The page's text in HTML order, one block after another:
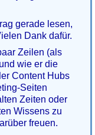
gerade lesen,
Dank dafür.
Zeilen (als
wie er die
Content Hubs
Seiten
Zeiten oder
Wissens zu
freuen.